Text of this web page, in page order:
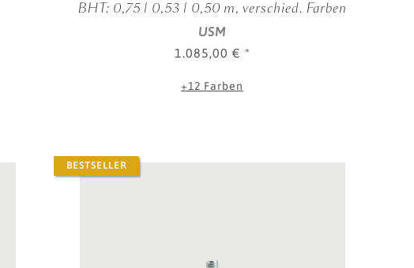
BHT: 0,75 | 0,53 | 0,50 m, verschied. Farben
USM
1.085,00 € *
+12 Farben
BESTSELLER